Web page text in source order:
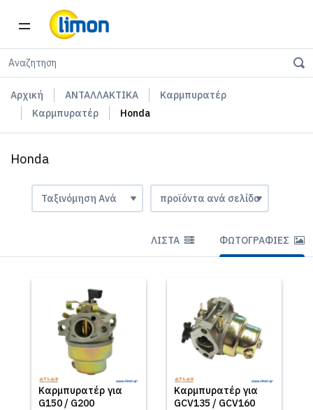
Αρχική ΑΝΤΑΛΛΑΚΤΙΚΑ
Καρμπυρατέρ
Καρμπυρατέρ
Honda
Honda
ΛΊΣΤΑ ΦΩΤΟΓΡΑΦΊΕΣ
Καρμπυρατέρ για
G150 / G200
Καρμπυρατέρ για
GCV135 / GCV160